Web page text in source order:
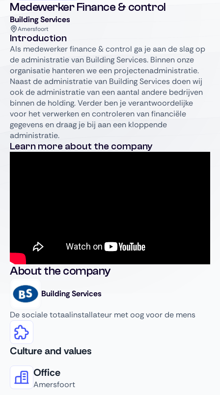
Medewerker Finance & control
Building Services
Amersfoort
Introduction
Als medewerker finance & control ga je aan de slag op
de administratie van Building Services. Binnen onze
organisatie hanteren we een projectenadministratie.
Naast de administratie van Building Services doen wij
ook de administratie van een aantal andere bedrijven
binnen de holding. Verder ben je verantwoordelijke
voor het verwerken en controleren van financiële
gegevens en draag je bij aan een kloppende
administratie.
Learn more about the company
About the company
Building Services
De sociale totaalinstallateur met oog voor de mens
Culture and values
Office
Amersfoort